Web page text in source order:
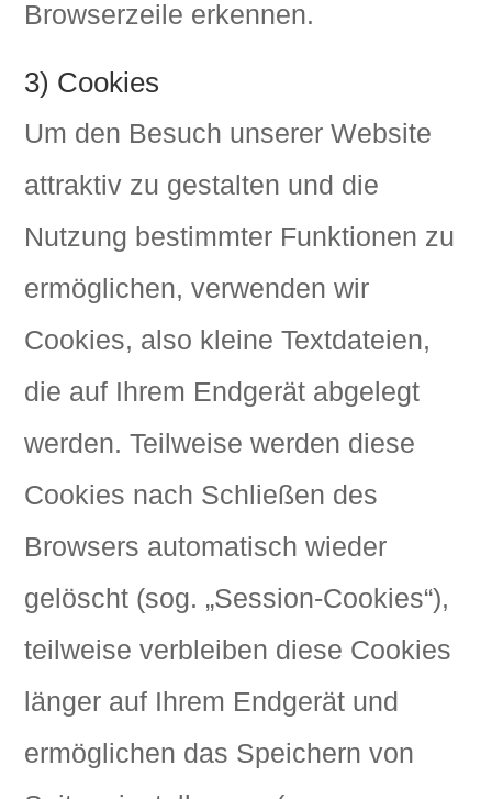
Browserzeile erkennen.
3) Cookies
Um den Besuch unserer Website
attraktiv zu gestalten und die
Nutzung bestimmter Funktionen zu
ermöglichen, verwenden wir
Cookies, also kleine Textdateien,
die auf Ihrem Endgerät abgelegt
werden. Teilweise werden diese
Cookies nach Schließen des
Browsers automatisch wieder
gelöscht (sog. „Session-Cookies“),
teilweise verbleiben diese Cookies
länger auf Ihrem Endgerät und
ermöglichen das Speichern von